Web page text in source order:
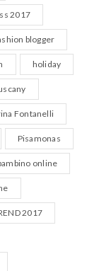
2017
blogger
holiday
Fontanelli
Pisamonas
online
2017